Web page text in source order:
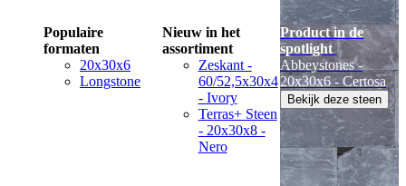
Populaire
formaten
20x30x6
Longstone
Nieuw in het
assortiment
Zeskant -
60/52,5x30x4
- Ivory
Terras+ Steen
- 20x30x8 -
Nero
Product in de
spotlight
Abbeystones -
20x30x6 - Certosa
Bekijk deze steen